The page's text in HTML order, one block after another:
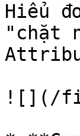
Hiểu
"chặt
![](/